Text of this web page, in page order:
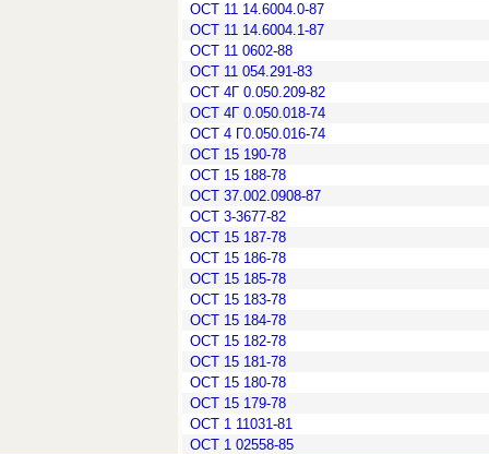
ОСТ 11 14.6004.0-87
ОСТ 11 14.6004.1-87
ОСТ 11 0602-88
ОСТ 11 054.291-83
ОСТ 4Г 0.050.209-82
ОСТ 4Г 0.050.018-74
ОСТ 4 Г0.050.016-74
ОСТ 15 190-78
ОСТ 15 188-78
ОСТ 37.002.0908-87
ОСТ 3-3677-82
ОСТ 15 187-78
ОСТ 15 186-78
ОСТ 15 185-78
ОСТ 15 183-78
ОСТ 15 184-78
ОСТ 15 182-78
ОСТ 15 181-78
ОСТ 15 180-78
ОСТ 15 179-78
ОСТ 1 11031-81
ОСТ 1 02558-85